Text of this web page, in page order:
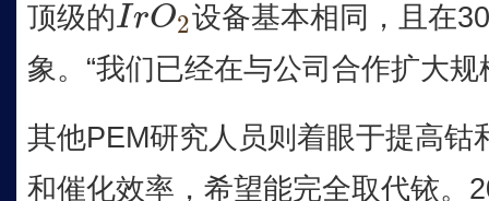
顶级的IrO2
IrO2
设备基本相同，且在
象。“我们已经在与公司合作扩大
其他PEM研究人员则着眼于提高钴
和催化效率，希望能完全取代铱。